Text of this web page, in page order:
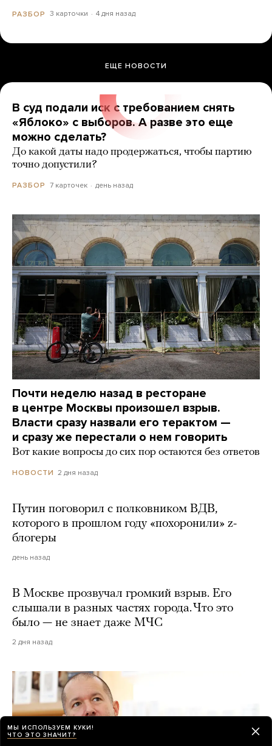
РАЗБОР 3 карточки 4 дня назад
ЕЩЕ НОВОСТИ
В суд подали иск с требованием снять
«Яблоко» с выборов. А разве это еще
можно сделать?
До какой даты надо продержаться, чтобы партию
точно допустили?
РАЗБОР 7 карточек день назад
Почти неделю назад в ресторане
в центре Москвы произошел взрыв.
Власти сразу назвали его терактом —
и сразу же перестали о нем говорить
Вот какие вопросы до сих пор остаются без ответов
НОВОСТИ 2 дня назад
Путин поговорил с полковником ВДВ,
которого в прошлом году «похоронили» z-
блогеры
день назад
В Москве прозвучал громкий взрыв. Его
слышали в разных частях города. Что это
было — не знает даже МЧС
2 дня назад
МЫ ИСПОЛЬЗУЕМ КУКИ!
ЧТО ЭТО ЗНАЧИТ?